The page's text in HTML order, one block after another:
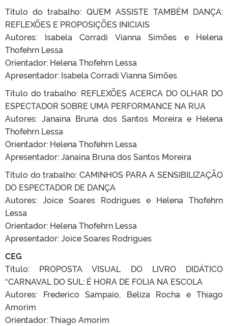
Título do trabalho: QUEM ASSISTE TAMBÉM DANÇA:
REFLEXÕES E PROPOSIÇÕES INICIAIS
Autores: Isabela Corradi Vianna Simões e Helena
Thofehrn Lessa
Orientador: Helena Thofehrn Lessa
Apresentador: Isabela Corradi Vianna Simões
Título do trabalho: REFLEXÕES ACERCA DO OLHAR DO
ESPECTADOR SOBRE UMA PERFORMANCE NA RUA
Autores: Janaina Bruna dos Santos Moreira e Helena
Thofehrn Lessa
Orientador: Helena Thofehrn Lessa
Apresentador: Janaina Bruna dos Santos Moreira
Título do trabalho: CAMINHOS PARA A SENSIBILIZAÇÃO
DO ESPECTADOR DE DANÇA
Autores: Joice Soares Rodrigues e Helena Thofehrn
Lessa
Orientador: Helena Thofehrn Lessa
Apresentador: Joice Soares Rodrigues
CEG
Título: PROPOSTA VISUAL DO LIVRO DIDÁTICO
“CARNAVAL DO SUL: É HORA DE FOLIA NA ESCOLA
Autores: Frederico Sampaio, Beliza Rocha e Thiago
Amorim
Orientador: Thiago Amorim